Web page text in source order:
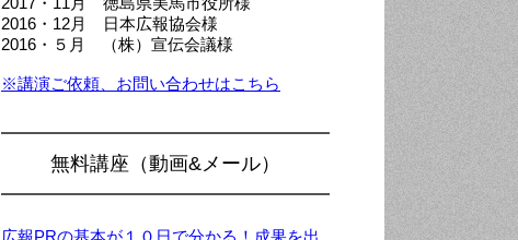
2016・12月 日本広報協会様
2016・５月 （株）宣伝会議様
※講演ご依頼、お問い合わせはこちら
無料講座（動画&メール）
広報PRの基本が１０日で分かる！成果を出